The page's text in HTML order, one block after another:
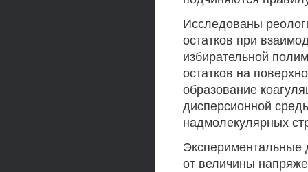
Исследованы
остатков при
избирательной
остатков на
образование
дисперсионной
надмолекулярных
Экспериментальные
от величины